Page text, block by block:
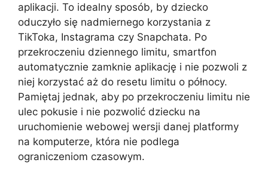
aplikacji. To idealny sposób, by dziecko
oduczyło się nadmiernego korzystania z
TikToka, Instagrama czy Snapchata. Po
przekroczeniu dziennego limitu, smartfon
automatycznie zamknie aplikację i nie pozwoli z
niej korzystać aż do resetu limitu o północy.
Pamiętaj jednak, aby po przekroczeniu limitu nie
ulec pokusie i nie pozwolić dziecku na
uruchomienie webowej wersji danej platformy
na komputerze, która nie podlega
ograniczeniom czasowym.